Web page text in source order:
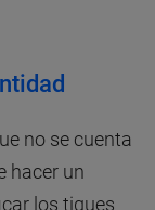
no se cuenta
hacer un
los tiques